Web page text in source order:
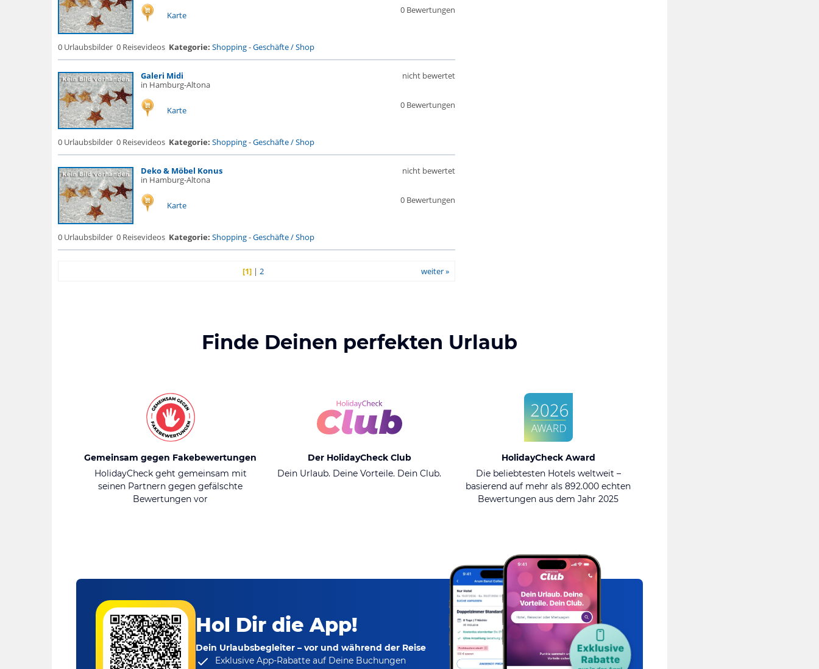
Karte 0 Bewertungen
0 Urlaubsbilder 0 Reisevideos Kategorie: Shopping-Geschäfte / Shop
Galeri Midi
in Hamburg-Altona
Karte 0 Bewertungen
nicht bewertet
0 Urlaubsbilder 0 Reisevideos Kategorie: Shopping-Geschäfte / Shop
Deko & Möbel Konus
in Hamburg-Altona
Karte 0 Bewertungen
nicht bewertet
0 Urlaubsbilder 0 Reisevideos Kategorie: Shopping-Geschäfte / Shop
[1]| 2 weiter »
Finde Deinen perfekten Urlaub
Gemeinsam gegen Fakebewertungen
HolidayCheck geht gemeinsam mit
seinen Partnern gegen gefälschte
Bewertungen vor
Der HolidayCheck Club
Dein Urlaub. Deine Vorteile. Dein Club.
HolidayCheck Award
Die beliebtesten Hotels weltweit –
basierend auf mehr als 892.000 echten
Bewertungen aus dem Jahr 2025
Hol Dir die App!
Dein Urlaubsbegleiter – vor und während der Reise
Exklusive App-Rabatteauf Deine Buchungen